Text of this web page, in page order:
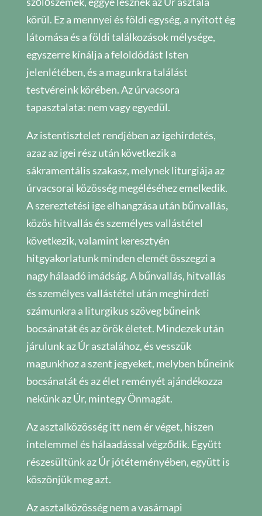
körül. Ez a mennyei és földi egység, a nyitott ég
látomása és a földi találkozások mélysége,
egyszerre kínálja a feloldódást Isten
jelenlétében, és a magunkra találást
testvéreink körében. Az úrvacsora
tapasztalata: nem vagy egyedül.
Az istentisztelet rendjében az igehirdetés,
azaz az igei rész után következik a
sákramentális szakasz, melynek liturgiája az
úrvacsorai közösség megéléséhez emelkedik.
A szereztetési ige elhangzása után bűnvallás,
közös hitvallás és személyes vallástétel
következik, valamint keresztyén
hitgyakorlatunk minden elemét összegzi a
nagy hálaadó imádság. A bűnvallás, hitvallás
és személyes vallástétel után meghirdeti
számunkra a liturgikus szöveg bűneink
bocsánatát és az örök életet. Mindezek után
járulunk az Úr asztalához, és vesszük
magunkhoz a szent jegyeket, melyben bűneink
bocsánatát és az élet reményét ajándékozza
nekünk az Úr, mintegy Önmagát.
Az asztalközösség itt nem ér véget, hiszen
intelemmel és hálaadással végződik. Együtt
részesültünk az Úr jótéteményében, együtt is
köszönjük meg azt.
Az asztalközösség nem a vasárnapi